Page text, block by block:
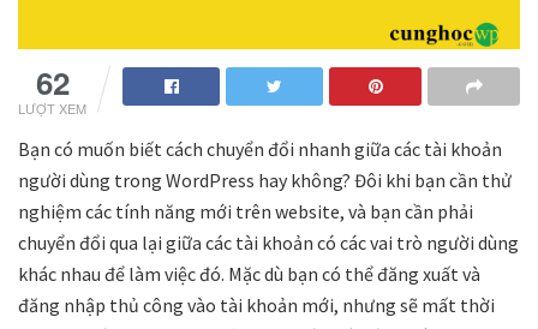
62
LƯỢT XEM
Bạn có muốn biết cách chuyển đổi nhanh giữa các tài khoản
người dùng trong WordPress hay không? Đôi khi bạn cần thử
nghiệm các tính năng mới trên website, và bạn cần phải
chuyển đổi qua lại giữa các tài khoản có các vai trò người dùng
khác nhau để làm việc đó. Mặc dù bạn có thể đăng xuất và
đăng nhập thủ công vào tài khoản mới, nhưng sẽ mất thời